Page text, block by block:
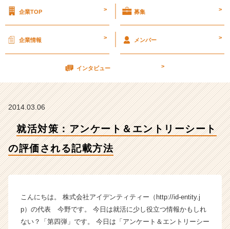
エ
リ
ー
価
さ
れ
記
方
【株
企業TOP > 募集 >
企業情報 > メンバー >
インタビュー >
2014.03.06
就活対策：アンケート＆エントリーシート
の評価される記載方法
こんにちは。 株式会社アイデンティティー（http://id-entity.j
p）の代表 今野です。 今日は就活に少し役立つ情報かもしれ
ない？「第四弾」です。 今日は「アンケート＆エントリーシー